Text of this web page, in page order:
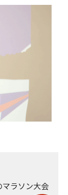
ラソン大会